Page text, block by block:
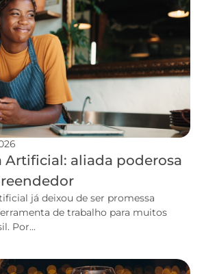
Artificial: aliada poderosa
já deixou de ser promessa
de trabalho para muitos
Por...